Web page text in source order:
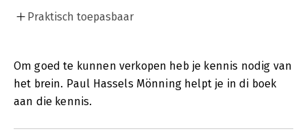
Praktisch toepasbaar
Om goed te kunnen verkopen heb je kennis nodig van
het brein. Paul Hassels Mönning helpt je in di boek
aan die kennis.